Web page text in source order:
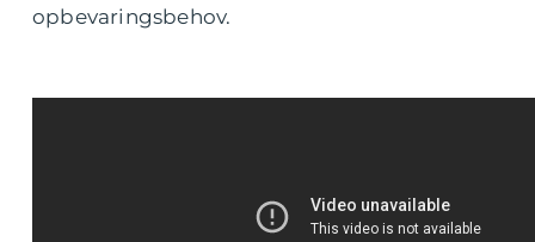
opbevaringsbehov.